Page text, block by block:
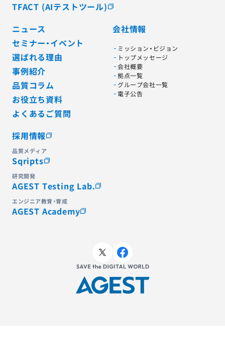
TFACT (AIテストツール)
ニュース
セミナー・イベント
選ばれる理由
事例紹介
品質コラム
お役立ち資料
よくあるご質問
会社情報
ミッション・ビジョン
トップメッセージ
会社概要
拠点一覧
グループ会社一覧
電子公告
採用情報
品質メディア
Sqripts
研究開発
AGEST Testing Lab.
エンジニア教育・育成
AGEST Academy